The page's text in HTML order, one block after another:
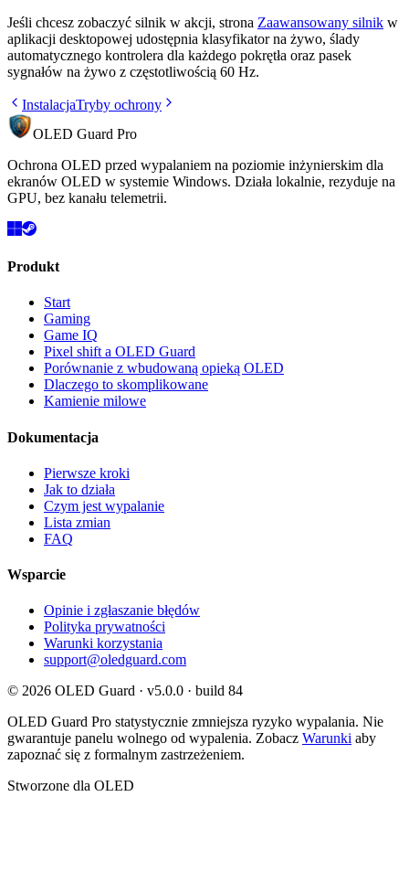
Jeśli chcesz zobaczyć silnik w akcji, strona Zaawansowany silnik w
aplikacji desktopowej udostępnia klasyfikator na żywo, ślady
automatycznego kontrolera dla każdego pokrętła oraz pasek
sygnałów na żywo z częstotliwością 60 Hz.
InstalacjaTryby ochrony
OLED Guard Pro
Ochrona OLED przed wypalaniem na poziomie inżynierskim dla
ekranów OLED w systemie Windows. Działa lokalnie, rezyduje na
GPU, bez kanału telemetrii.
Produkt
Start
Gaming
Game IQ
Pixel shift a OLED Guard
Porównanie z wbudowaną opieką OLED
Dlaczego to skomplikowane
Kamienie milowe
Dokumentacja
Pierwsze kroki
Jak to działa
Czym jest wypalanie
Lista zmian
FAQ
Wsparcie
Opinie i zgłaszanie błędów
Polityka prywatności
Warunki korzystania
support@oledguard.com
© 2026 OLED Guard · v5.0.0 · build 84
OLED Guard Pro statystycznie zmniejsza ryzyko wypalania. Nie
gwarantuje panelu wolnego od wypalenia. Zobacz Warunki aby
zapoznać się z formalnym zastrzeżeniem.
Stworzone dla OLED